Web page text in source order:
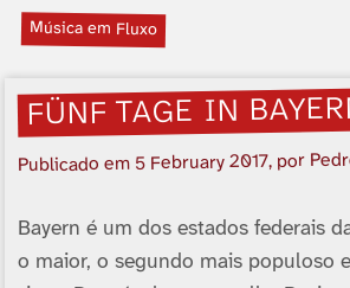
Música em Fluxo
FÜNF TAGE IN
Publicado em 5 February 2017, por
Bayern é um dos estados federais
o maior, o segundo mais populoso